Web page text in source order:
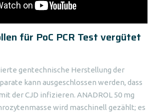
für PoC PCR Test vergütet
gentechnische Herstellung der
kann ausgeschlossen werden, dass
der CJD infizieren. ANADROL 50 mg
wird maschinell gezählt; es